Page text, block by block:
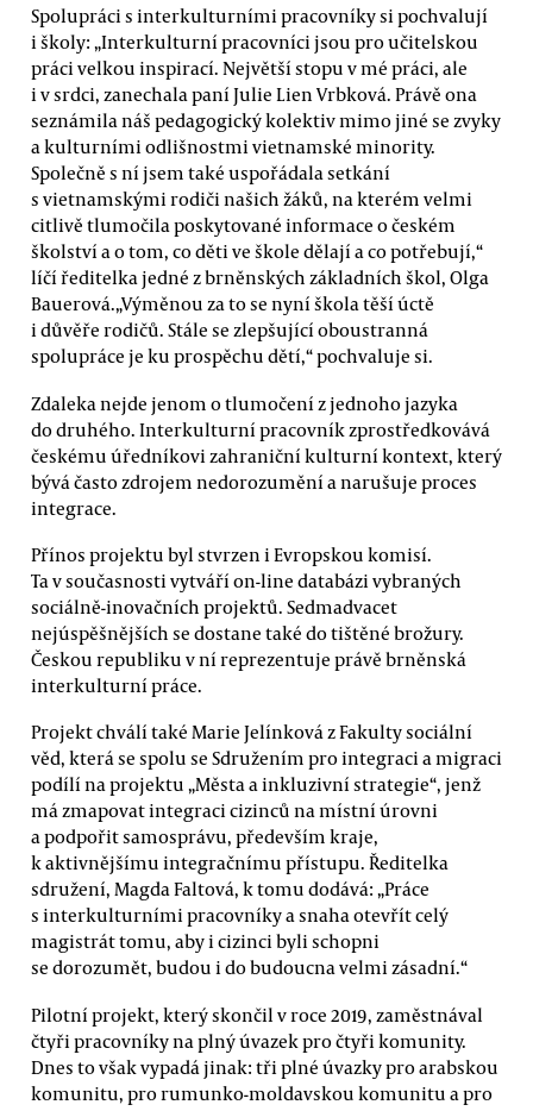
Spolupráci s interkulturními pracovníky si pochvalují
i školy: „Interkulturní pracovníci jsou pro učitelskou
práci velkou inspirací. Největší stopu v mé práci, ale
i v srdci, zanechala paní Julie Lien Vrbková. Právě ona
seznámila náš pedagogický kolektiv mimo jiné se zvyky
a kulturními odlišnostmi vietnamské minority.
Společně s ní jsem také uspořádala setkání
s vietnamskými rodiči našich žáků, na kterém velmi
citlivě tlumočila poskytované informace o českém
školství a o tom, co děti ve škole dělají a co potřebují,“
líčí ředitelka jedné z brněnských základních škol, Olga
Bauerová.„Výměnou za to se nyní škola těší úctě
i důvěře rodičů. Stále se zlepšující oboustranná
spolupráce je ku prospěchu dětí,“ pochvaluje si.
Zdaleka nejde jenom o tlumočení z jednoho jazyka
do druhého. Interkulturní pracovník zprostředkovává
českému úředníkovi zahraniční kulturní kontext, který
bývá často zdrojem nedorozumění a narušuje proces
integrace.
Přínos projektu byl stvrzen i Evropskou komisí.
Ta v současnosti vytváří on-line databázi vybraných
sociálně-inovačních projektů. Sedmadvacet
nejúspěšnějších se dostane také do tištěné brožury.
Českou republiku v ní reprezentuje právě brněnská
interkulturní práce.
Projekt chválí také Marie Jelínková z Fakulty sociální
věd, která se spolu se Sdružením pro integraci a migraci
podílí na projektu „Města a inkluzivní strategie“, jenž
má zmapovat integraci cizinců na místní úrovni
a podpořit samosprávu, především kraje,
k aktivnějšímu integračnímu přístupu. Ředitelka
sdružení, Magda Faltová, k tomu dodává: „Práce
s interkulturními pracovníky a snaha otevřít celý
magistrát tomu, aby i cizinci byli schopni
se dorozumět, budou i do budoucna velmi zásadní.“
Pilotní projekt, který skončil v roce 2019, zaměstnával
čtyři pracovníky na plný úvazek pro čtyři komunity.
Dnes to však vypadá jinak: tři plné úvazky pro arabskou
komunitu, pro rumunko-moldavskou komunitu a pro